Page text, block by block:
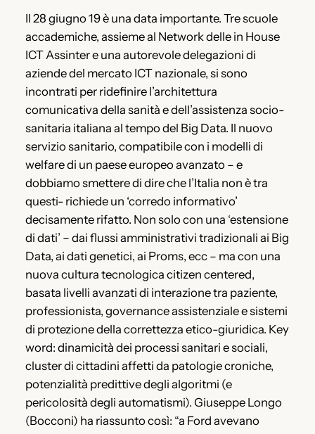
Il 28 giugno 19 è una data importante. Tre scuole
accademiche, assieme al Network delle in House
ICT Assinter e una autorevole delegazioni di
aziende del mercato ICT nazionale, si sono
incontrati per ridefinire l’architettura
comunicativa della sanità e dell’assistenza socio-
sanitaria italiana al tempo del Big Data. Il nuovo
servizio sanitario, compatibile con i modelli di
welfare di un paese europeo avanzato – e
dobbiamo smettere di dire che l’Italia non è tra
questi- richiede un ‘corredo informativo’
decisamente rifatto. Non solo con una ‘estensione
di dati’ – dai flussi amministrativi tradizionali ai Big
Data, ai dati genetici, ai Proms, ecc – ma con una
nuova cultura tecnologica citizen centered,
basata livelli avanzati di interazione tra paziente,
professionista, governance assistenziale e sistemi
di protezione della correttezza etico-giuridica. Key
word: dinamicità dei processi sanitari e sociali,
cluster di cittadini affetti da patologie croniche,
potenzialità predittive degli algoritmi (e
pericolosità degli automatismi). Giuseppe Longo
(Bocconi) ha riassunto così: “a Ford avevano